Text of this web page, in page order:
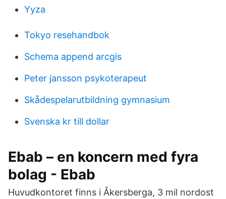
Yyza
Tokyo resehandbok
Schema append arcgis
Peter jansson psykoterapeut
Skådespelarutbildning gymnasium
Svenska kr till dollar
Ebab – en koncern med fyra
bolag - Ebab
Huvudkontoret finns i Åkersberga, 3 mil nordost